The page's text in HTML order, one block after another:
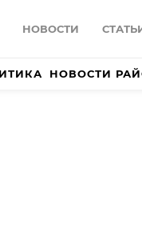
НОВОСТИ
НОВОСТИ